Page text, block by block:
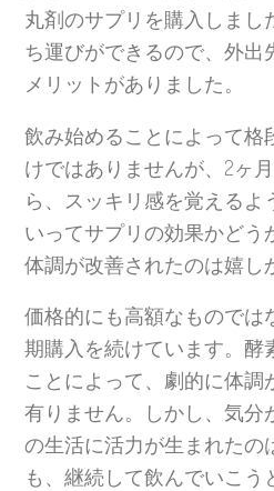
丸剤のサプリを購入しまし
ち運びができるので、外出
メリットがありました。
飲み始めることによって格
けではありませんが、2ヶ
ら、スッキリ感を覚えるよ
いってサプリの効果かどう
体調が改善されたのは嬉し
価格的にも高額なものでは
期購入を続けています。酵
ことによって、劇的に体調
有りません。しかし、気分
の生活に活力が生まれたの
も、継続して飲んでいこう